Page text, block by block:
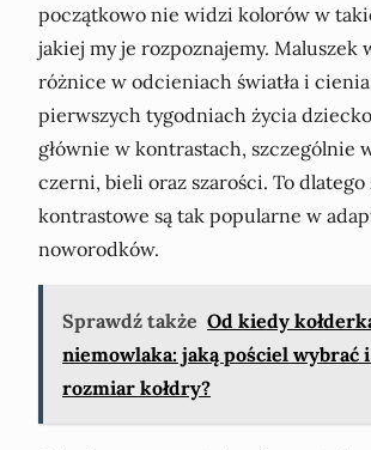
początkowo nie widzi kolorów w
jakiej my je rozpoznajemy. Maluszek
różnice w odcieniach światła i
pierwszych tygodniach życia
głównie w kontrastach, szczególnie
czerni, bieli oraz szarości. To dlatego
kontrastowe są tak popularne w
noworodków.
Sprawdź także Od kiedy
niemowlaka: jaką pościel wybrać
rozmiar kołdry?